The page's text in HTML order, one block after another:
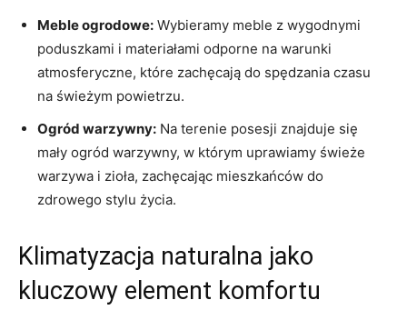
Meble ogrodowe: Wybieramy meble z wygodnymi
poduszkami i materiałami odporne⁢ na warunki
atmosferyczne,⁢ które zachęcają do spędzania czasu
na ⁣świeżym powietrzu.
Ogród warzywny: Na ⁣terenie⁣ posesji znajduje się
mały ogród warzywny, ⁤w​ którym uprawiamy‍ świeże
warzywa i zioła, ​zachęcając mieszkańców do​
zdrowego stylu życia.
Klimatyzacja naturalna jako
kluczowy element komfortu